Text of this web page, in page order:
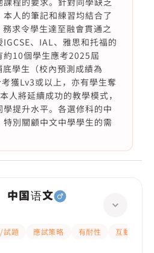
人的筆記和練習均結合了
務求令學生達至融會貫通之
、IAL、雅思和托福的
約10個學生應考2025屆
學生（校內預測成績為
獲Lv3或以上，亦有學生奪
人將延續成功的教學模式，
提升水平。各選修科的中
別關顧中文中學學生的需
中国语文
試題 應試策略 有耐性
互動教學